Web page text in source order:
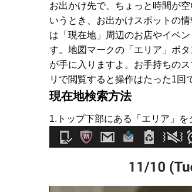
お出かけ先で、ちょっと時間が
いうとき、お出かけスポットの
は「現在地」周辺のお店やイベ
す。地図マークの「エリア」ボ
が手に入りますよ。お手持ちの
リで閲覧すると操作はたった1回
現在地検索方法
1.トップ下部にある「エリア」を